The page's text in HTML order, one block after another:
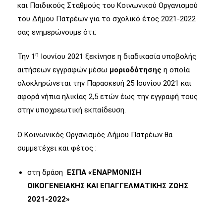
και Παιδικούς Σταθμούς του Κοινωνικού Οργανισμού
του Δήμου Πατρέων για το σχολικό έτος 2021-2022
σας ενημερώνουμε ότι:
Την 1η Ιουνίου 2021 ξεκίνησε η διαδικασία υποβολής
αιτήσεων εγγραφών μέσω μοριοδότησης η οποία
ολοκληρώνεται την Παρασκευή 25 Ιουνίου 2021 και
αφορά νήπια ηλικίας 2,5 ετών έως την εγγραφή τους
στην υποχρεωτική εκπαίδευση.
Ο Κοινωνικός Οργανισμός Δήμου Πατρέων θα
συμμετέχει και φέτος :
στη δράση ΕΣΠΑ «ΕΝΑΡΜΟΝΙΣΗ
ΟΙΚΟΓΕΝΕΙΑΚΗΣ ΚΑΙ ΕΠΑΓΓΕΛΜΑΤΙΚΗΣ ΖΩΗΣ
2021-2022»